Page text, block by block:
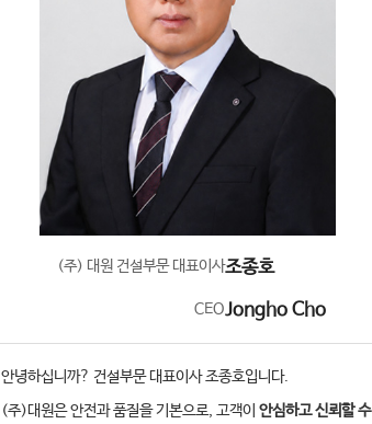
(주) 대원 건설부문 대표이사조종호
CEOJongho Cho
안녕하십니까? 건설부문 대표이사 조종호입니다.
(주)대원은 안전과 품질을 기본으로, 고객이 안심하고 신뢰할 수